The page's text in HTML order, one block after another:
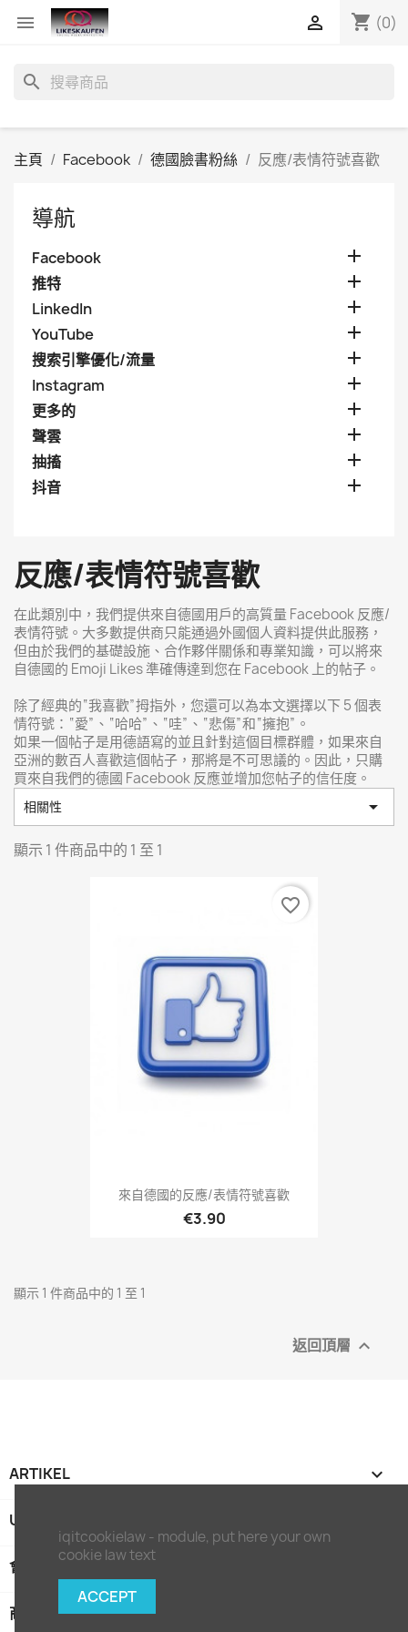
 shopping_cart (0)

search
主頁 Facebook 德國臉書粉絲 反應/表情符號喜歡
導航
Facebook 
推特 
LinkedIn 
YouTube 
搜索引擎優化/流量 
Instagram 
更多的 
聲雲 
抽搐 
抖音 
反應/表情符號喜歡
在此類別中，我們提供來自德國用戶的高質量 Facebook 反應/
表情符號。大多數提供商只能通過外國個人資料提供此服務，
但由於我們的基礎設施、合作夥伴關係和專業知識，可以將來
自德國的 Emoji Likes 準確傳達到您在 Facebook 上的帖子。
除了經典的“我喜歡”拇指外，您還可以為本文選擇以下 5 個表
情符號：“愛”、“哈哈”、“哇”、“悲傷”和“擁抱”。
如果一個帖子是用德語寫的並且針對這個目標群體，如果來自
亞洲的數百人喜歡這個帖子，那將是不可思議的。因此，只購
買來自我們的德國 Facebook 反應並增加您帖子的信任度。
相關性 
顯示 1 件商品中的 1 至 1
來自德國的反應/表情符號喜歡
€3.90
favorite_border
顯示 1 件商品中的 1 至 1
返回頂層 
ARTIKEL 
UNTERNEHMEN
會員中心
商店資訊
iqitcookielaw - module, put here your own
cookie law text
ACCEPT